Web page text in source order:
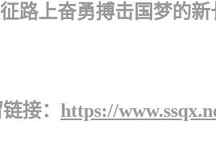
路上奋勇搏击国梦的
接： https://